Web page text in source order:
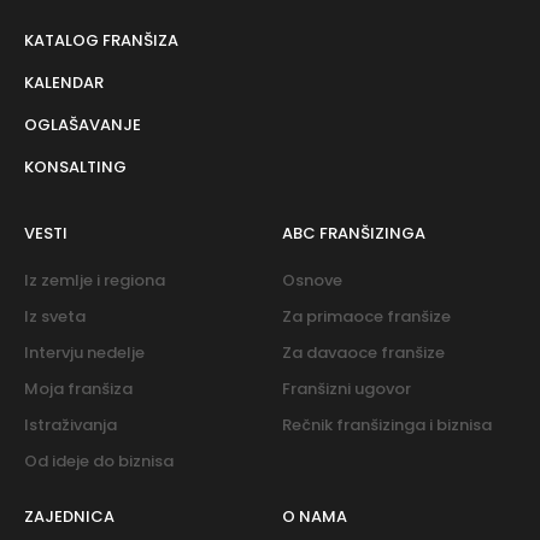
KATALOG FRANŠIZA
KALENDAR
OGLAŠAVANJE
KONSALTING
VESTI
Iz zemlje i regiona
Iz sveta
Intervju nedelje
Moja franšiza
Istraživanja
Od ideje do biznisa
ABC FRANŠIZINGA
Osnove
Za primaoce franšize
Za davaoce franšize
Franšizni ugovor
Rečnik franšizinga i biznisa
ZAJEDNICA O NAMA